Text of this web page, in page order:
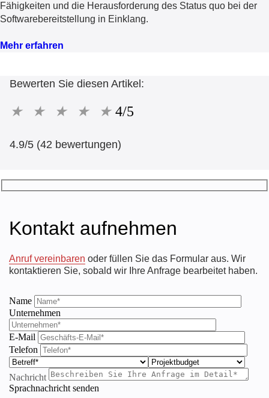
Fähigkeiten und die Herausforderung des Status quo bei der
Softwarebereitstellung in Einklang.
Mehr erfahren
Bewerten Sie diesen Artikel:
★ ★ ★ ★ ★ 4/5
4.9/5 (42 bewertungen)
Kontakt aufnehmen
Anruf vereinbaren oder füllen Sie das Formular aus. Wir
kontaktieren Sie, sobald wir Ihre Anfrage bearbeitet haben.
Name
Unternehmen
E-Mail
Telefon
Nachricht
Sprachnachricht senden